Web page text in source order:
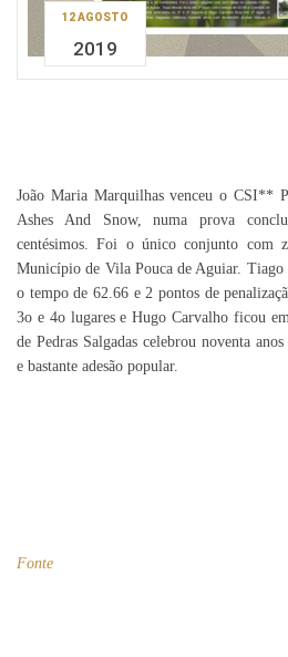
12 AGOSTO
2019
João Maria Marquilhas venceu o CSI**
Ashes And Snow, numa prova
centésimos. Foi o único conjunto com
Município de Vila Pouca de Aguiar.
o tempo de 62.66 e 2 pontos de
3o e 4o lugares e Hugo Carvalho ficou
de Pedras Salgadas celebrou noventa
e bastante adesão popular.
Fonte